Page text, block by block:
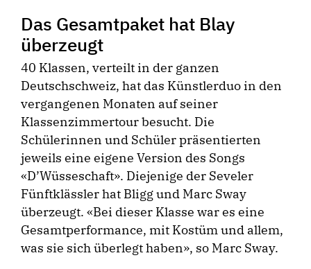
Das Gesamtpaket hat Blay
überzeugt
40 Klassen, verteilt in der ganzen
Deutschschweiz, hat das Künstlerduo in den
vergangenen Monaten auf seiner
Klassenzimmertour besucht. Die
Schülerinnen und Schüler präsentierten
jeweils eine eigene Version des Songs
«D’Wüsseschaft». Diejenige der Seveler
Fünftklässler hat Bligg und Marc Sway
überzeugt. «Bei dieser Klasse war es eine
Gesamtperformance, mit Kostüm und allem,
was sie sich überlegt haben», so Marc Sway.